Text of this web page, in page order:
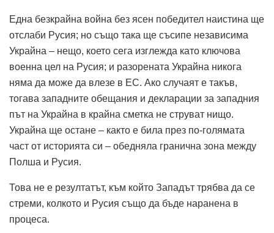
Една безкрайна война без ясен победител наистина ще
отслаби Русия; но също така ще съсипе независима
Украйна – нещо, което сега изглежда като ключова
военна цел на Русия; и разорената Украйна никога
няма да може да влезе в ЕС. Ако случаят е такъв,
тогава западните обещания и декларации за западния
път на Украйна в крайна сметка не струват нищо.
Украйна ще остане – както е била през по-голямата
част от историята си – обедняла гранична зона между
Полша и Русия.
Това не е резултатът, към който Западът трябва да се
стреми, колкото и Русия също да бъде наранена в
процеса.